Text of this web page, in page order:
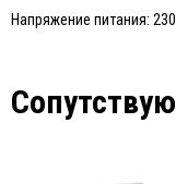
Напряжение питания: